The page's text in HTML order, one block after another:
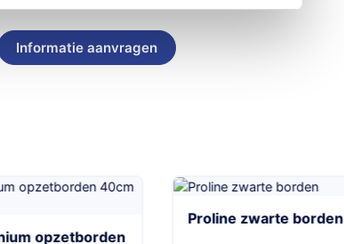
opzetborden
Proline zwarte borden